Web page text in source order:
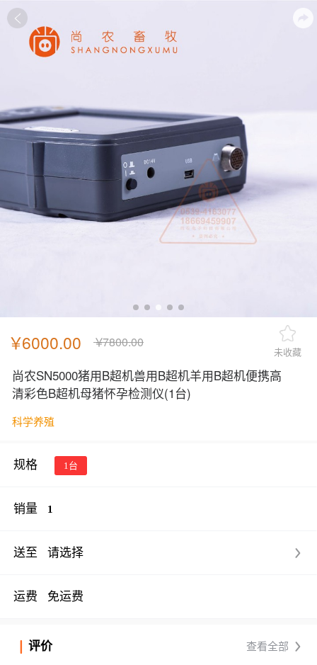
￥6000.00 ￥7800.00
未收藏
尚农SN5000猪用B超机兽用B超机羊用B超机便携高
清彩色B超机母猪怀孕检测仪(1台)
科学养殖
规格 1台
销量 1
送至 请选择
运费 免运费
评价 查看全部